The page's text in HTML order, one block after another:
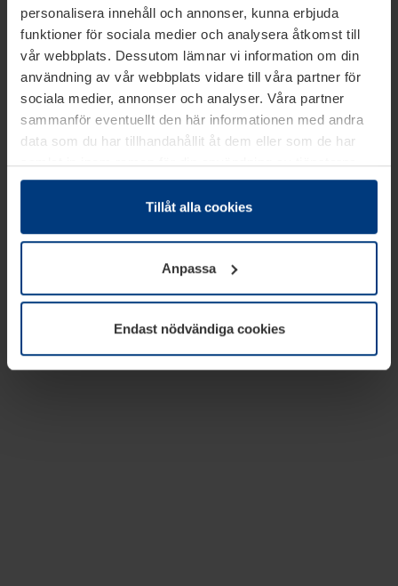
personalisera innehåll och annonser, kunna erbjuda
funktioner för sociala medier och analysera åtkomst till
vår webbplats. Dessutom lämnar vi information om din
användning av vår webbplats vidare till våra partner för
sociala medier, annonser och analyser. Våra partner
sammanför eventuellt den här informationen med andra
data som du har tillhandahållit åt dem eller som de har
samlat in inom ramen för din användning av tjänsterna.
Juridiskt kan vi lagra kakor på din enhet, om de är
absolut nödvändiga för driften av den här webbplatsen.
godkännande kan du när som helst ändra eller återkalla i
informationen om kakor underDataskyddsförklaring
vår webbplats.
Tillåt alla cookies
Anpassa
Endast nödvändiga cookies